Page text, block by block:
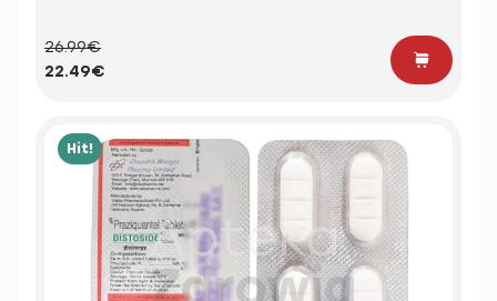
26.99€
22.49€
Hit!